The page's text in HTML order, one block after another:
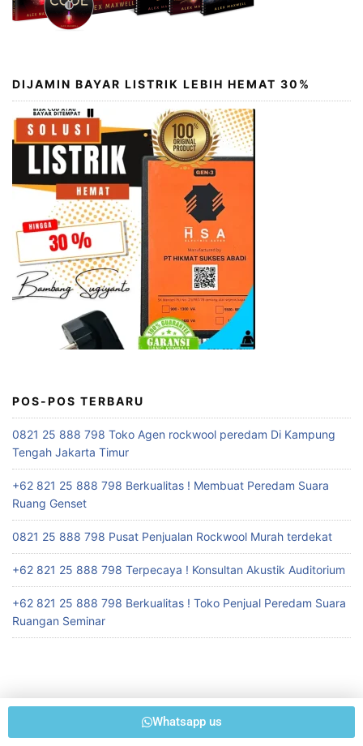
DIJAMIN BAYAR LISTRIK LEBIH HEMAT 30%
POS-POS TERBARU
0821 25 888 798 Toko Agen rockwool peredam Di Kampung
Tengah Jakarta Timur
+62 821 25 888 798 Berkualitas ! Membuat Peredam Suara
Ruang Genset
0821 25 888 798 Pusat Penjualan Rockwool Murah terdekat
+62 821 25 888 798 Terpecaya ! Konsultan Akustik Auditorium
+62 821 25 888 798 Berkualitas ! Toko Penjual Peredam Suara
Ruangan Seminar
Whatsapp us